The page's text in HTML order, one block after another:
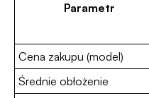
Parametr
Cena zakupu (model)
Średnie obłożenie